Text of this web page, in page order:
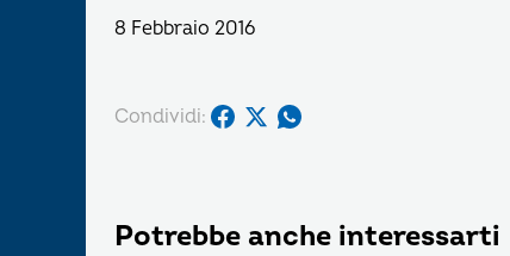
8 Febbraio 2016
Condividi:
Potrebbe anche interessarti